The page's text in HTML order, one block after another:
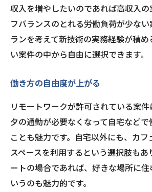
収入を増やしたいのであれば高収入
フバランスのとれる労働負荷が少な
ランを考えて新技術の実務経験が積
い案件の中から自由に選択できます。
働き方の自由度が上がる
リモートワークが許可されている案
夕の通勤が必要なくなって自宅など
ことも魅力です。自宅以外にも、カ
スペースを利用するという選択肢もあ
ートの場合であれば、好きな場所に
いうのも魅力的です。